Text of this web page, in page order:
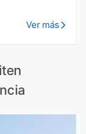
Ver más